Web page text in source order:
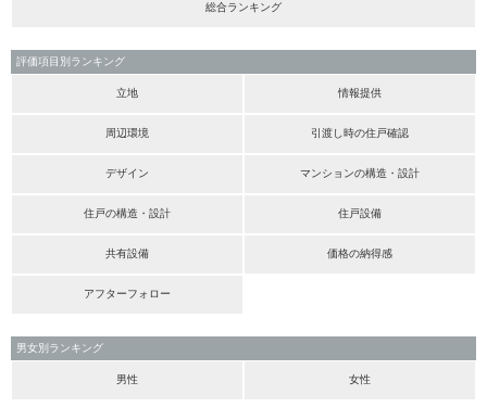
総合ランキング
評価項目別ランキング
立地 情報提供
周辺環境 引渡し時の住戸確認
デザイン マンションの構造・設計
住戸の構造・設計 住戸設備
共有設備 価格の納得感
アフターフォロー
男女別ランキング
男性 女性